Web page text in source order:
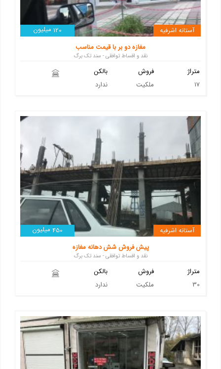
120 میلیون
آستانه اشرفیه
مغازه دو بر با قیمت مناسب
نقد و اقساط توافقی - سند تک برگ
بالکن
ندارد
فروش
ملکیت
متراژ
17
450 میلیون
آستانه اشرفیه
پیش فروش شش دهانه مغازه
نقد و اقساط توافقی - سند تک برگ
بالکن
ندارد
فروش
ملکیت
متراژ
30